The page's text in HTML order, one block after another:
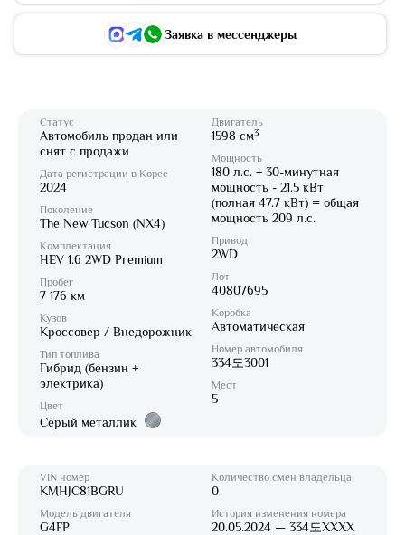
Заявка в мессенджеры
Статус
Автомобиль продан или
снят с продажи
Дата регистрации в Корее
2024
Поколение
The New Tucson (NX4)
Комплектация
HEV 1.6 2WD Premium
Пробег
7 176 км
Кузов
Кроссовер / Внедорожник
Тип топлива
Гибрид (бензин +
электрика)
Цвет
Серый металлик
Двигатель
1598 см3
Мощность
180 л.с. + 30-минутная
мощность - 21.5 кВт
(полная 47.7 кВт) = общая
мощность 209 л.с.
Привод
2WD
Лот
40807695
Коробка
Автоматическая
Номер автомобиля
334도3001
Мест
5
VIN номер
KMHJC81BGRU
Модель двигателя
G4FP
Количество смен владельца
0
История изменения номера
20.05.2024 — 334도XXXX